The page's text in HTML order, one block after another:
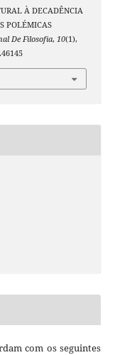
À DECADÊNCIA
POLÉMICAS
De Filosofia, 10(1),
com os seguintes